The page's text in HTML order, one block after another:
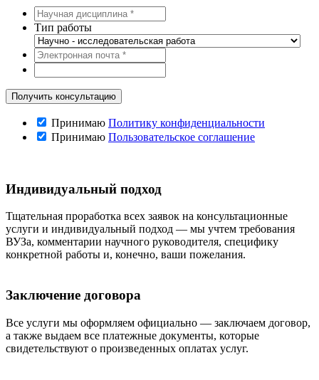
Тип работы
Принимаю Политику конфиденциальности
Принимаю Пользовательское соглашение
Индивидуальный подход
Тщательная проработка всех заявок на консультационные
услуги и индивидуальный подход — мы учтем требования
ВУЗа, комментарии научного руководителя, специфику
конкретной работы и, конечно, ваши пожелания.
Заключение договора
Все услуги мы оформляем официально — заключаем договор,
а также выдаем все платежные документы, которые
свидетельствуют о произведенных оплатах услуг.